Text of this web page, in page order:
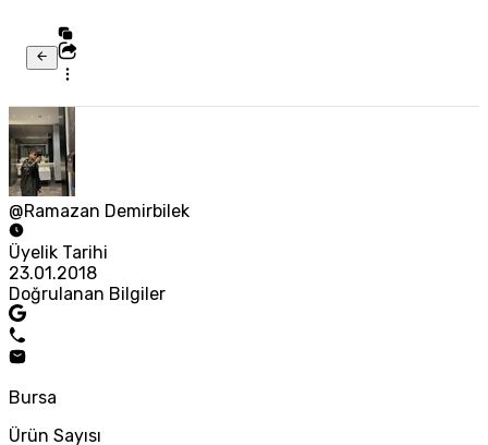
@Ramazan Demirbilek
Üyelik Tarihi
23.01.2018
Doğrulanan Bilgiler
Bursa
Ürün Sayısı